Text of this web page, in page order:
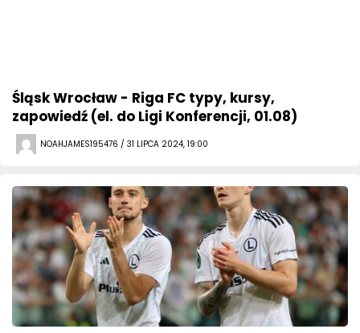
Śląsk Wrocław - Riga FC typy, kursy,
zapowiedź (el. do Ligi Konferencji, 01.08)
NOAHJAMES195476 / 31 LIPCA 2024, 19:00